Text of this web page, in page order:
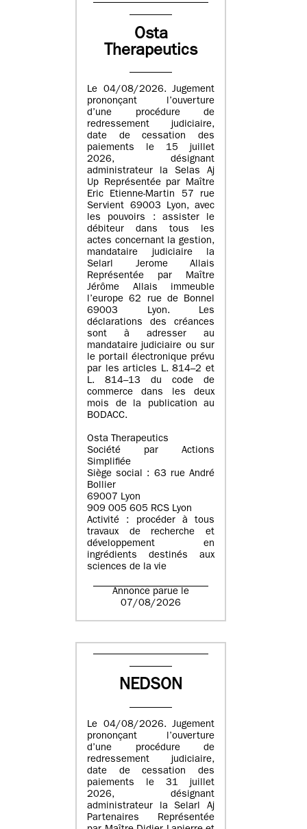
Osta
Therapeutics
Le 04/08/2026. Jugement
prononçant l’ouverture
d’une procédure de
redressement judiciaire,
date de cessation des
paiements le 15 juillet
2026, désignant
administrateur la Selas Aj
Up Représentée par Maître
Eric Etienne-Martin 57 rue
Servient 69003 Lyon, avec
les pouvoirs : assister le
débiteur dans tous les
actes concernant la gestion,
mandataire judiciaire la
Selarl Jerome Allais
Représentée par Maître
Jérôme Allais immeuble
l’europe 62 rue de Bonnel
69003 Lyon. Les
déclarations des créances
sont à adresser au
mandataire judiciaire ou sur
le portail électronique prévu
par les articles L. 814–2 et
L. 814–13 du code de
commerce dans les deux
mois de la publication au
BODACC.
Osta Therapeutics
Société par Actions
Simplifiée
Siège social : 63 rue André
Bollier
69007 Lyon
909 005 605 RCS Lyon
Activité : procéder à tous
travaux de recherche et
développement en
ingrédients destinés aux
sciences de la vie
Annonce parue le
07/08/2026
NEDSON
Le 04/08/2026. Jugement
prononçant l’ouverture
d’une procédure de
redressement judiciaire,
date de cessation des
paiements le 31 juillet
2026, désignant
administrateur la Selarl Aj
Partenaires Représentée